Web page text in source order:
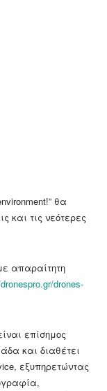
θα
και τις νεότερες
απαραίτητη
drones-
επίσημος
και διαθέτει
εξυπηρετώντας